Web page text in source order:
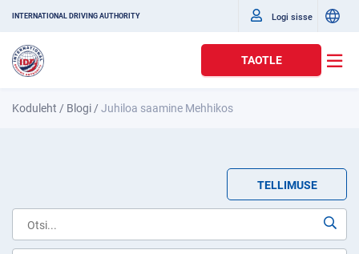
INTERNATIONAL DRIVING AUTHORITY Logi sisse
TAOTLE
Koduleht / Blogi /Juhiloa saamine Mehhikos
TELLIMUSE